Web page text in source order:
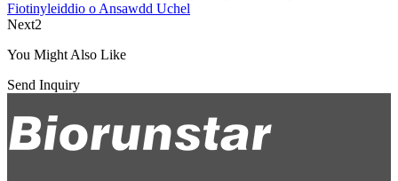
Fiotinyleiddio o Ansawdd Uchel
Next2
You Might Also Like
Send Inquiry